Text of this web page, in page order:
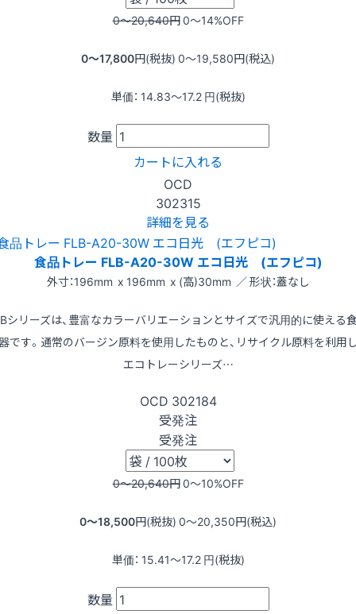
0〜20,640円0〜14%OFF
0〜17,800円(税抜) 0〜19,580円(税込)
単価： 14.83〜17.2 円(税抜)
数量
カートに入れる
OCD
302315
詳細を見る
食品トレー FLB-A20-30W エコ日光 (エフピコ)
外寸：196mm x 196mm x (高)30mm ／ 形状：蓋なし
シリーズは、豊富なカラーバリエーションとサイズで汎用的に使える
です。通常のバージン原料を使用したものと、リサイクル原料を利用
エコトレーシリーズ…
OCD 302184
受発注
受発注
0〜20,640円0〜10%OFF
0〜18,500円(税抜) 0〜20,350円(税込)
単価： 15.41〜17.2 円(税抜)
数量